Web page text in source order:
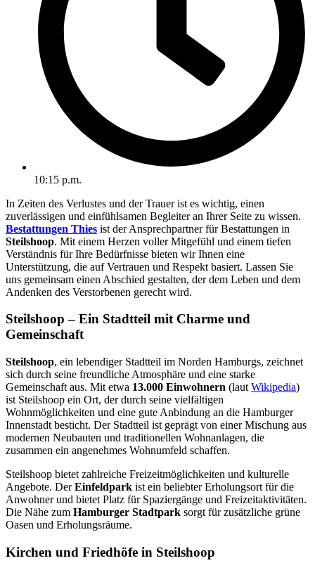
10:15 p.m.
In Zeiten des Verlustes und der Trauer ist es wichtig, einen
zuverlässigen und einfühlsamen Begleiter an Ihrer Seite zu wissen.
Bestattungen Thies ist der Ansprechpartner für Bestattungen in
Steilshoop. Mit einem Herzen voller Mitgefühl und einem tiefen
Verständnis für Ihre Bedürfnisse bieten wir Ihnen eine
Unterstützung, die auf Vertrauen und Respekt basiert. Lassen Sie
uns gemeinsam einen Abschied gestalten, der dem Leben und dem
Andenken des Verstorbenen gerecht wird.
Steilshoop – Ein Stadtteil mit Charme und
Gemeinschaft
Steilshoop, ein lebendiger Stadtteil im Norden Hamburgs, zeichnet
sich durch seine freundliche Atmosphäre und eine starke
Gemeinschaft aus. Mit etwa 13.000 Einwohnern (laut Wikipedia)
ist Steilshoop ein Ort, der durch seine vielfältigen
Wohnmöglichkeiten und eine gute Anbindung an die Hamburger
Innenstadt besticht. Der Stadtteil ist geprägt von einer Mischung aus
modernen Neubauten und traditionellen Wohnanlagen, die
zusammen ein angenehmes Wohnumfeld schaffen.
Steilshoop bietet zahlreiche Freizeitmöglichkeiten und kulturelle
Angebote. DerEinfeldpark ist ein beliebter Erholungsort für die
Anwohner und bietet Platz für Spaziergänge und Freizeitaktivitäten.
Die Nähe zum Hamburger Stadtpark sorgt für zusätzliche grüne
Oasen und Erholungsräume.
Kirchen und Friedhöfe in Steilshoop